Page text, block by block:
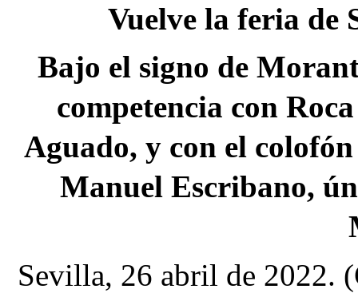
Vuelve la feria de
Bajo el signo de
competencia con
Aguado, y con el
Manuel Escribano,
Sevilla, 26 abril de 2022.